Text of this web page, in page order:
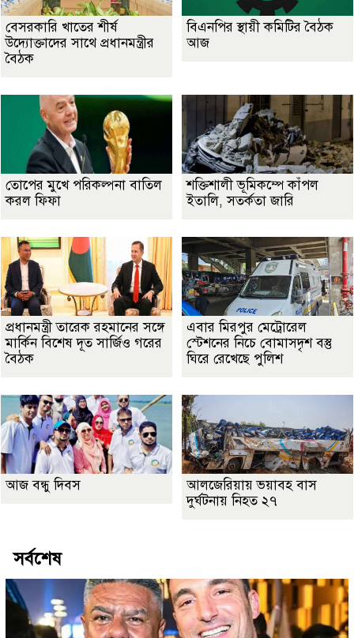
বেসরকারি খাতের শীর্ষ
উদ্যোক্তাদের সাথে প্রধানমন্ত্রীর
বৈঠক
বিএনপির স্থায়ী কমিটির বৈঠক
আজ
তোপের মুখে পরিকল্পনা বাতিল
করল ফিফা
শক্তিশালী ভূমিকম্পে কাঁপল
ইতালি, সতর্কতা জারি
প্রধানমন্ত্রী তারেক রহমানের সঙ্গে
মার্কিন বিশেষ দূত সার্জিও গরের
বৈঠক
এবার মিরপুর মেট্রোরেল
স্টেশনের নিচে বোমাসদৃশ বস্তু
ঘিরে রেখেছে পুলিশ
আজ বন্ধু দিবস
আলজেরিয়ায় ভয়াবহ বাস
দুর্ঘটনায় নিহত ২৭
সর্বশেষ